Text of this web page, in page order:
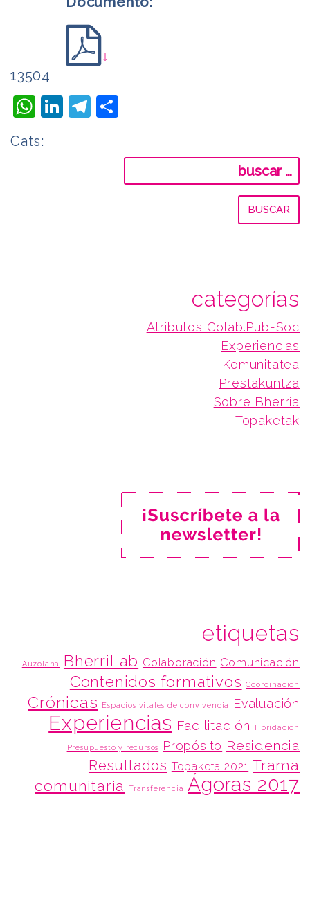
↓
13504
WhatsApp
LinkedIn
Telegram
Cats:
categorías
Atributos Colab.Pub-Soc
Experiencias
Komunitatea
Prestakuntza
Sobre Bherria
Topaketak
etiquetas
Auzolana BherriLab Colaboración Comunicación
Contenidos formativos Coordinación
Crónicas Espacios vitales de convivencia Evaluación
Experiencias Facilitación Hbridación
Presupuesto y recursos Propósito Residencia
Resultados Topaketa 2021 Trama
comunitaria
Transferencia Ágoras 2017